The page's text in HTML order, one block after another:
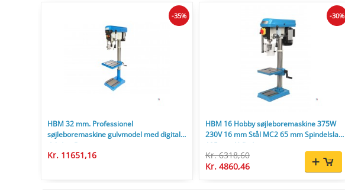
HBM 32 mm. Professionel
søjleboremaskine gulvmodel med digital
dybdeudlæsning
Kr. 11651,16
-35%
HBM 16 Hobby søjleboremaskine 375W
230V 16 mm Stål MC2 65 mm Spindelslag
125 mm Udladning
Kr. 6318,60
Kr. 4860,46
-30%